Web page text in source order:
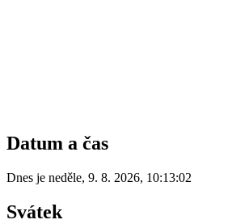
Datum a čas
Dnes je neděle, 9. 8. 2026, 10:13:02
Svátek